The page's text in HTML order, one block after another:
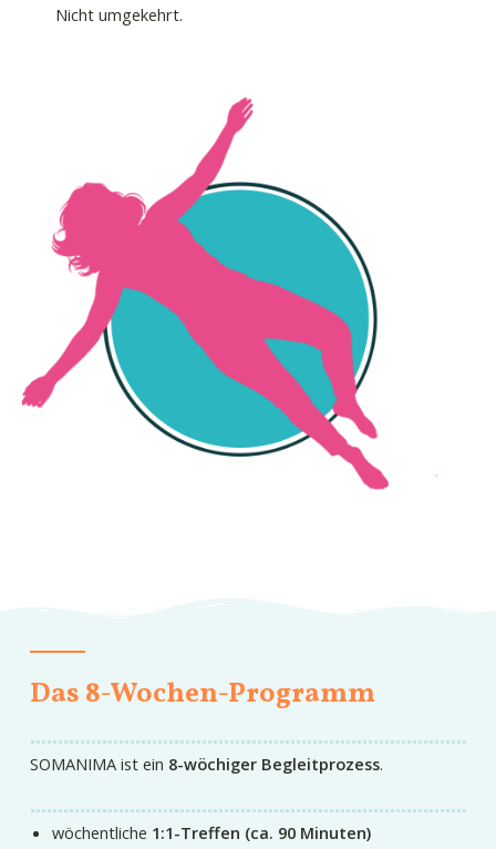
Nicht umgekehrt.
Das 8-Wochen-Programm
SOMANIMA ist ein 8-wöchiger Begleitprozess.
wöchentliche 1:1-Treffen (ca. 90 Minuten)